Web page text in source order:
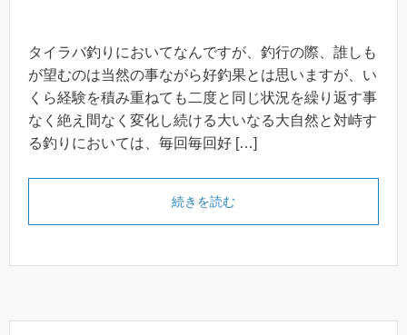
タイラバ釣りにおいてなんですが、釣行の際、誰しも
が望むのは当然の事ながら好釣果とは思いますが、い
くら経験を積み重ねても二度と同じ状況を繰り返す事
なく絶え間なく変化し続ける大いなる大自然と対峙す
る釣りにおいては、毎回毎回好 […]
続きを読む